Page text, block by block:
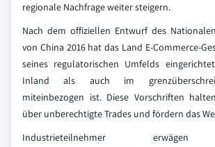
regionale Nachfrage weiter steigern.
Nach dem offiziellen Entwurf des
von China 2016 hat das Land E-Commerce-
seines regulatorischen Umfelds
Inland als auch im
miteinbezogen ist. Diese Vorschriften
über unberechtigte Trades und fördern das
Industrieteilnehmer erwägen